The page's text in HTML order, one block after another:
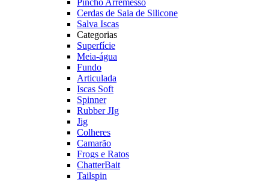
Pincho Arremesso
Cerdas de Saia de Silicone
Salva Iscas
Categorias
Superfície
Meia-água
Fundo
Articulada
Iscas Soft
Spinner
Rubber JIg
Jig
Colheres
Camarão
Frogs e Ratos
ChatterBait
Tailspin